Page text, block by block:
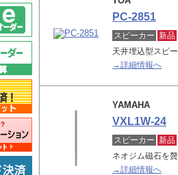
PC-2851
スピーカー 新品
天井埋込型スピ
→詳細情報へ
YAMAHA
VXL1W-24
スピーカー 新品
ネオジム磁石を
→詳細情報へ